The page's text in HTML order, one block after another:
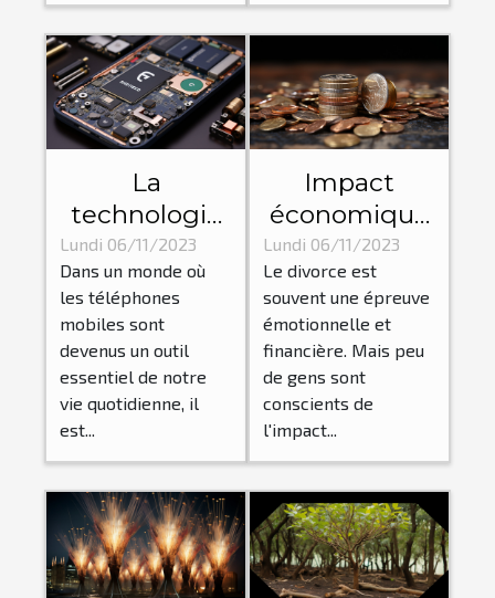
La
technologie
derrière les
pièces
détachées
pour
téléphones
Lundi 06/11/2023
Dans un monde où
les téléphones
mobiles sont
devenus un outil
essentiel de notre
vie quotidienne, il
est...
Impact
économique
d'un divorce :
Comment un
avocat peut
aider?
Lundi 06/11/2023
Le divorce est
souvent une épreuve
émotionnelle et
financière. Mais peu
de gens sont
conscients de
l'impact...